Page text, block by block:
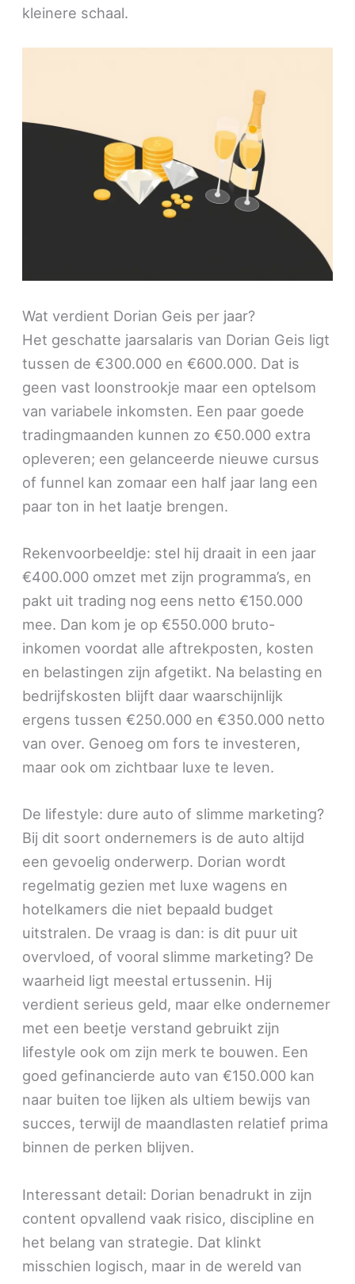
kleinere schaal.
Wat verdient Dorian Geis per jaar?
Het geschatte jaarsalaris van Dorian Geis ligt
tussen de €300.000 en €600.000. Dat is
geen vast loonstrookje maar een optelsom
van variabele inkomsten. Een paar goede
tradingmaanden kunnen zo €50.000 extra
opleveren; een gelanceerde nieuwe cursus
of funnel kan zomaar een half jaar lang een
paar ton in het laatje brengen.
Rekenvoorbeeldje: stel hij draait in een jaar
€400.000 omzet met zijn programma’s, en
pakt uit trading nog eens netto €150.000
mee. Dan kom je op €550.000 bruto-
inkomen voordat alle aftrekposten, kosten
en belastingen zijn afgetikt. Na belasting en
bedrijfskosten blijft daar waarschijnlijk
ergens tussen €250.000 en €350.000 netto
van over. Genoeg om fors te investeren,
maar ook om zichtbaar luxe te leven.
De lifestyle: dure auto of slimme marketing?
Bij dit soort ondernemers is de auto altijd
een gevoelig onderwerp. Dorian wordt
regelmatig gezien met luxe wagens en
hotelkamers die niet bepaald budget
uitstralen. De vraag is dan: is dit puur uit
overvloed, of vooral slimme marketing? De
waarheid ligt meestal ertussenin. Hij
verdient serieus geld, maar elke ondernemer
met een beetje verstand gebruikt zijn
lifestyle ook om zijn merk te bouwen. Een
goed gefinancierde auto van €150.000 kan
naar buiten toe lijken als ultiem bewijs van
succes, terwijl de maandlasten relatief prima
binnen de perken blijven.
Interessant detail: Dorian benadrukt in zijn
content opvallend vaak risico, discipline en
het belang van strategie. Dat klinkt
misschien logisch, maar in de wereld van